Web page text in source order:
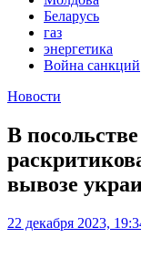
Беларусь
газ
энергетика
Война санкций
Новости
В
вывозе
22 декабря 2023,